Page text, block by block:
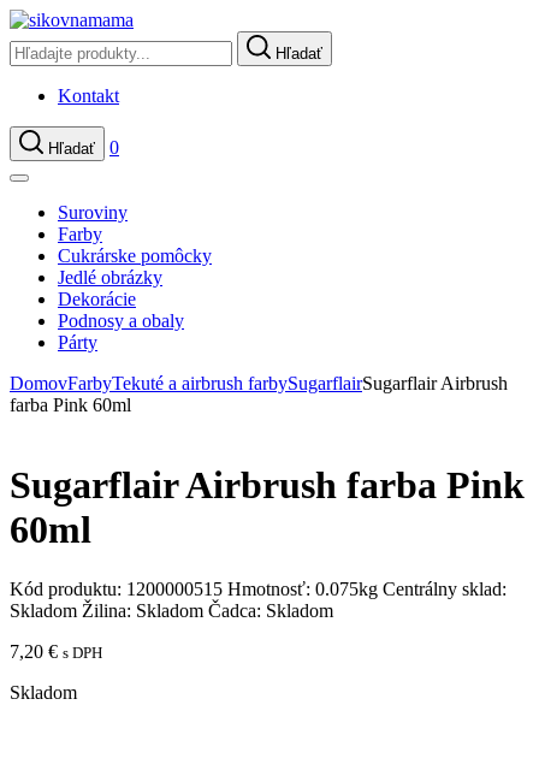
Hľadať
Kontakt
Hľadať 0
Suroviny
Farby
Cukrárske pomôcky
Jedlé obrázky
Dekorácie
Podnosy a obaly
Párty
DomovFarbyTekuté a airbrush farbySugarflairSugarflair Airbrush
farba Pink 60ml
Sugarflair Airbrush farba Pink
60ml
Kód produktu: 1200000515 Hmotnosť: 0.075kg Centrálny sklad:
Skladom Žilina: Skladom Čadca: Skladom
7,20 € s DPH
Skladom